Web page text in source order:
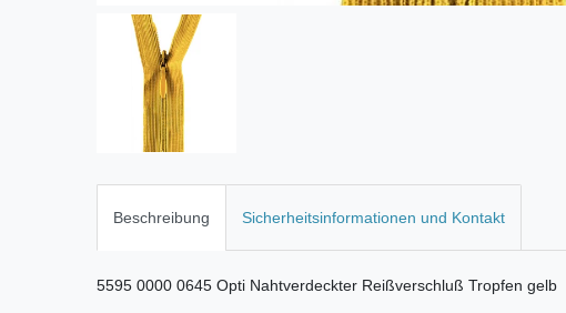
Beschreibung Sicherheitsinformationen und Kontakt
5595 0000 0645 Opti Nahtverdeckter Reißverschluß Tropfen gelb